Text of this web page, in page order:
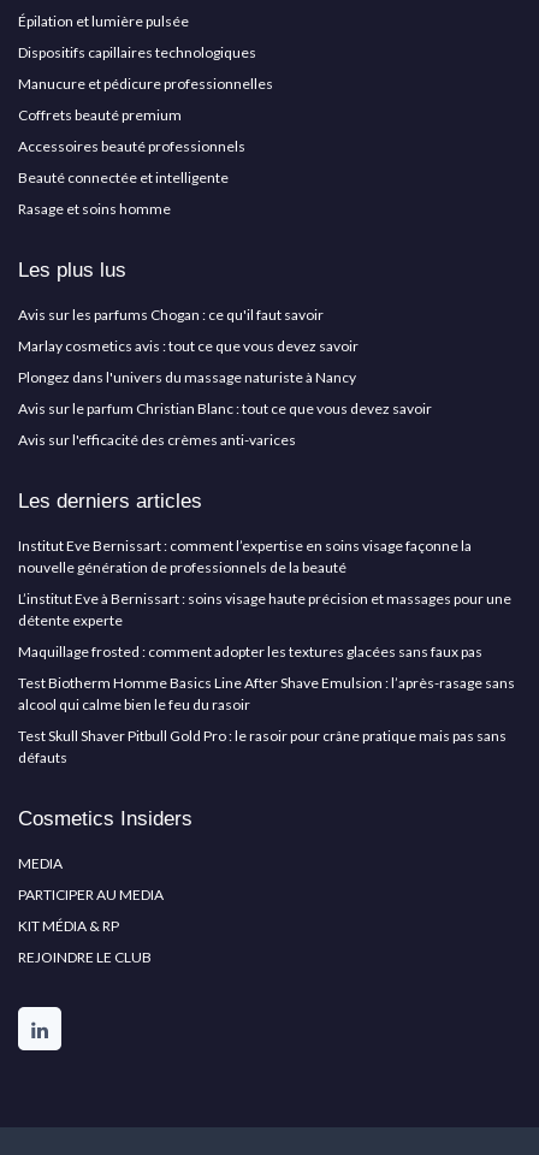
Épilation et lumière pulsée
Dispositifs capillaires technologiques
Manucure et pédicure professionnelles
Coffrets beauté premium
Accessoires beauté professionnels
Beauté connectée et intelligente
Rasage et soins homme
Les plus lus
Avis sur les parfums Chogan : ce qu'il faut savoir
Marlay cosmetics avis : tout ce que vous devez savoir
Plongez dans l'univers du massage naturiste à Nancy
Avis sur le parfum Christian Blanc : tout ce que vous devez savoir
Avis sur l'efficacité des crèmes anti-varices
Les derniers articles
Institut Eve Bernissart : comment l’expertise en soins visage façonne la
nouvelle génération de professionnels de la beauté
L’institut Eve à Bernissart : soins visage haute précision et massages pour une
détente experte
Maquillage frosted : comment adopter les textures glacées sans faux pas
Test Biotherm Homme Basics Line After Shave Emulsion : l’après-rasage sans
alcool qui calme bien le feu du rasoir
Test Skull Shaver Pitbull Gold Pro : le rasoir pour crâne pratique mais pas sans
défauts
Cosmetics Insiders
MEDIA
PARTICIPER AU MEDIA
KIT MÉDIA & RP
REJOINDRE LE CLUB